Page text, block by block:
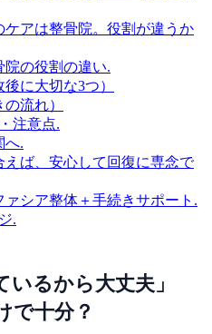
アは整骨院。役割が違うか
の役割の違い.
に大切な3つ）
流れ）
注意点.
へ.
えば、安心して回復に専念で
シア整体＋手続きサポート.
.
いるから大丈夫」
十分？